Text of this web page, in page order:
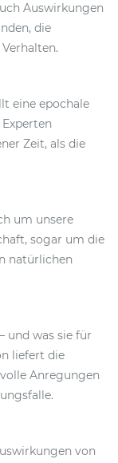
Auswirkungen
die
eine epochale
Zeit, als die
um unsere
sogar um die
natürlichen
und was sie für
liefert die
Anregungen
von